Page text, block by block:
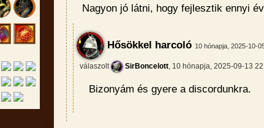
Nagyon jó látni, hogy fejlesztik ennyi
Hősökkel harcoló 10 hónapja, 2025-10-
válaszolt SirBoncelott, 10 hónapja, 2025-09-13
Bizonyám és gyere a discordunkra.